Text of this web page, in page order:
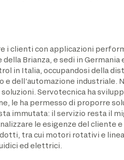
clienti con applicazioni
Brianza, e sedi in
in Italia, occupandosi della
dell’automazione industriale.
Servotecnica ha
le ha permesso di proporre
immutata: il servizio resta il
le esigenze del cliente
tra cui motori rotativi e
ed elettrici.